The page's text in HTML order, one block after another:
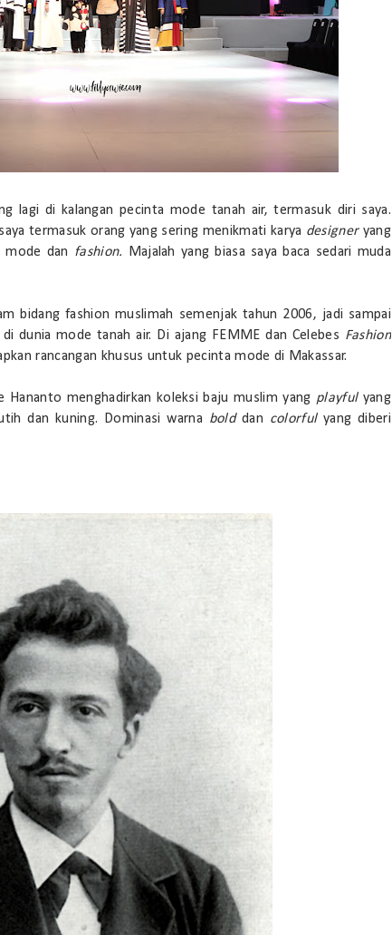
lagi di kalangan pecinta mode tanah air, termasuk diri saya.
termasuk orang yang sering menikmati karya designeryang
mode dan fashion. Majalah yang biasa saya baca sedari muda
bidang fashion muslimah semenjak tahun 2006, jadi sampai
dunia mode tanah air. Di ajang FEMME dan Celebes Fashion
rancangan khusus untuk pecinta mode di Makassar.
Hananto menghadirkan koleksi baju muslim yang playfulyang
dan kuning. Dominasi warna bold dan colorfulyang diberi